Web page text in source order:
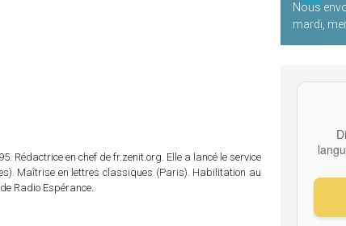
Rédactrice en chef de fr.zenit.org. Elle a lancé le service
Maîtrise en lettres classiques (Paris). Habilitation au
Radio Espérance.
Nous
mardi,